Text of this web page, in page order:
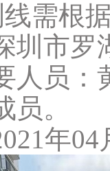
线需根
圳市罗
人员
。
年04